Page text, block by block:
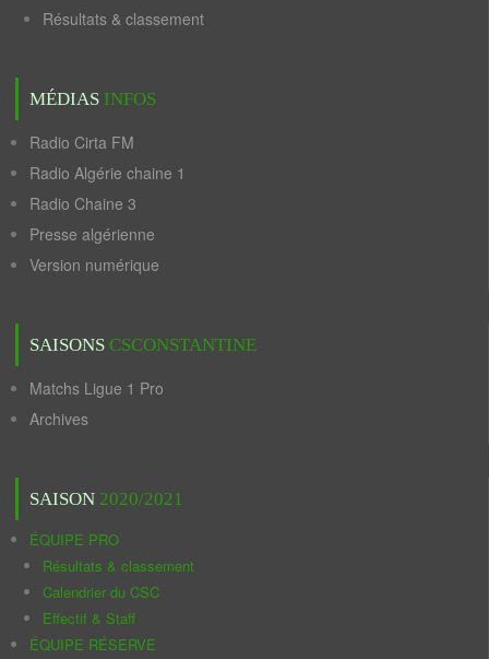
Résultats & classement
MÉDIAS INFOS
Radio Cirta FM
Radio Algérie chaine 1
Radio Chaine 3
Presse algérienne
Version numérique
SAISONS CSCONSTANTINE
Matchs Ligue 1 Pro
Archives
SAISON 2020/2021
ÉQUIPE PRO
Résultats & classement
Calendrier du CSC
Effectif & Staff
ÉQUIPE RÉSERVE